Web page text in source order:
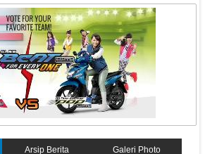
Arsip Berita Galeri Photo